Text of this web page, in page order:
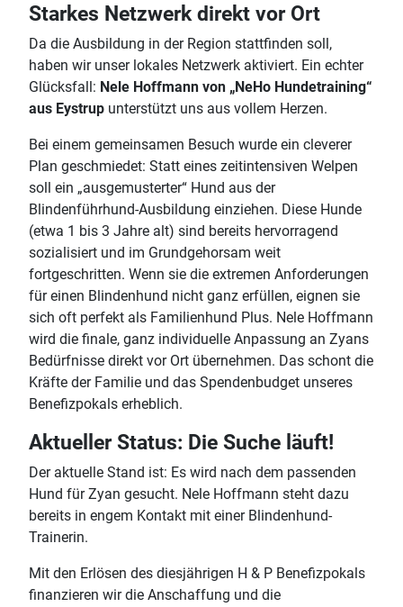
Starkes Netzwerk direkt vor Ort
Da die Ausbildung in der Region stattfinden soll,
haben wir unser lokales Netzwerk aktiviert. Ein echter
Glücksfall: Nele Hoffmann von „NeHo Hundetraining“
aus Eystrup unterstützt uns aus vollem Herzen.
Bei einem gemeinsamen Besuch wurde ein cleverer
Plan geschmiedet: Statt eines zeitintensiven Welpen
soll ein „ausgemusterter“ Hund aus der
Blindenführhund-Ausbildung einziehen. Diese Hunde
(etwa 1 bis 3 Jahre alt) sind bereits hervorragend
sozialisiert und im Grundgehorsam weit
fortgeschritten. Wenn sie die extremen Anforderungen
für einen Blindenhund nicht ganz erfüllen, eignen sie
sich oft perfekt als Familienhund Plus. Nele Hoffmann
wird die finale, ganz individuelle Anpassung an Zyans
Bedürfnisse direkt vor Ort übernehmen. Das schont die
Kräfte der Familie und das Spendenbudget unseres
Benefizpokals erheblich.
Aktueller Status: Die Suche läuft!
Der aktuelle Stand ist: Es wird nach dem passenden
Hund für Zyan gesucht. Nele Hoffmann steht dazu
bereits in engem Kontakt mit einer Blindenhund-
Trainerin.
Mit den Erlösen des diesjährigen H & P Benefizpokals
finanzieren wir die Anschaffung und die